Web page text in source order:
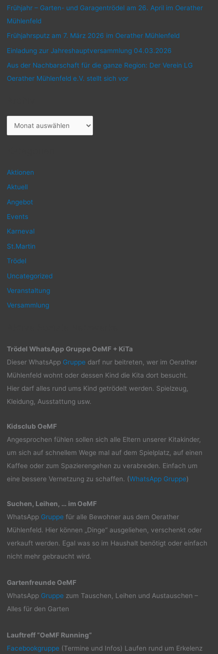
Frühjahr – Garten- und Garagentrödel am 26. April im Oerather
Mühlenfeld
Frühjahrsputz am 7. März 2026 im Oerather Mühlenfeld
Einladung zur Jahreshauptversammlung 04.03.2026
Aus der Nachbarschaft für die ganze Region: Der Verein LG
Oerather Mühlenfeld e.V. stellt sich vor
r
i
v
Aktionen
Aktuell
Angebot
Events
Karneval
St.Martin
Trödel
Uncategorized
Veranstaltung
Versammlung
Trödel WhatsApp Gruppe OeMF + KiTa
Dieser WhatsApp Gruppe darf nur beitreten, wer im Oerather
Mühlenfeld wohnt oder dessen Kind die Kita dort besucht.
Hier darf alles rund ums Kind getrödelt werden. Spielzeug,
Kleidung, Ausstattung usw.
Kidsclub OeMF
Angesprochen fühlen sollen sich alle Eltern unserer Kitakinder,
um sich auf schnellem Wege mal auf dem Spielplatz, auf einen
Kaffee oder zum Spazierengehen zu verabreden. Einfach um
eine bessere Vernetzung zu schaffen. (WhatsApp Gruppe)
Suchen, Leihen, … im OeMF
WhatsApp Gruppe für alle Bewohner aus dem Oerather
Mühlenfeld. Hier können „Dinge“ ausgeliehen, verschenkt oder
verkauft werden. Egal was so im Haushalt benötigt oder einfach
nicht mehr gebraucht wird.
Gartenfreunde OeMF
WhatsApp Gruppe zum Tauschen, Leihen und Austauschen –
Alles für den Garten
Lauftreff “OeMF Running”
Facebookgruppe (Termine und Infos) Laufen rund um Erkelenz